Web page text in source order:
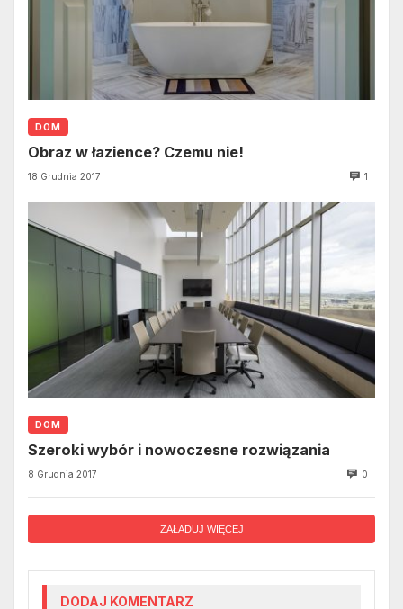
DOM
Obraz w łazience? Czemu nie!
18 Grudnia 2017 1
DOM
Szeroki wybór i nowoczesne rozwiązania
8 Grudnia 2017 0
ZAŁADUJ WIĘCEJ
DODAJ KOMENTARZ